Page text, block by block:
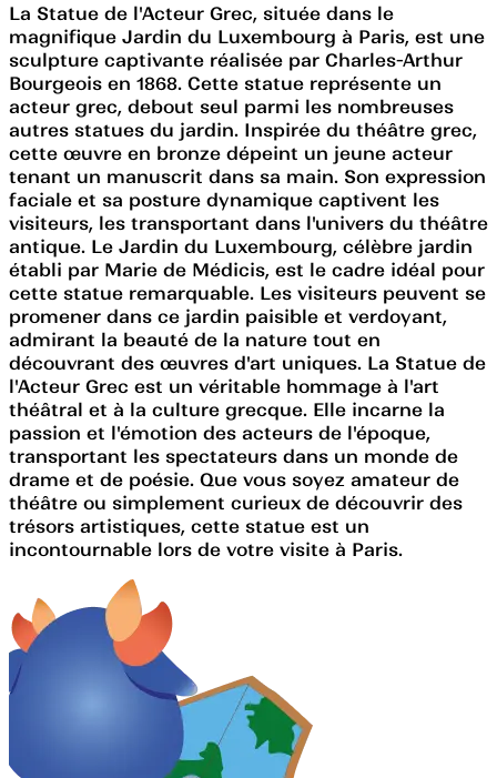
La Statue de l'Acteur Grec, située dans le
magnifique Jardin du Luxembourg à Paris, est une
sculpture captivante réalisée par Charles-Arthur
Bourgeois en 1868. Cette statue représente un
acteur grec, debout seul parmi les nombreuses
autres statues du jardin. Inspirée du théâtre grec,
cette œuvre en bronze dépeint un jeune acteur
tenant un manuscrit dans sa main. Son expression
faciale et sa posture dynamique captivent les
visiteurs, les transportant dans l'univers du théâtre
antique. Le Jardin du Luxembourg, célèbre jardin
établi par Marie de Médicis, est le cadre idéal pour
cette statue remarquable. Les visiteurs peuvent se
promener dans ce jardin paisible et verdoyant,
admirant la beauté de la nature tout en
découvrant des œuvres d'art uniques. La Statue de
l'Acteur Grec est un véritable hommage à l'art
théâtral et à la culture grecque. Elle incarne la
passion et l'émotion des acteurs de l'époque,
transportant les spectateurs dans un monde de
drame et de poésie. Que vous soyez amateur de
théâtre ou simplement curieux de découvrir des
trésors artistiques, cette statue est un
incontournable lors de votre visite à Paris.